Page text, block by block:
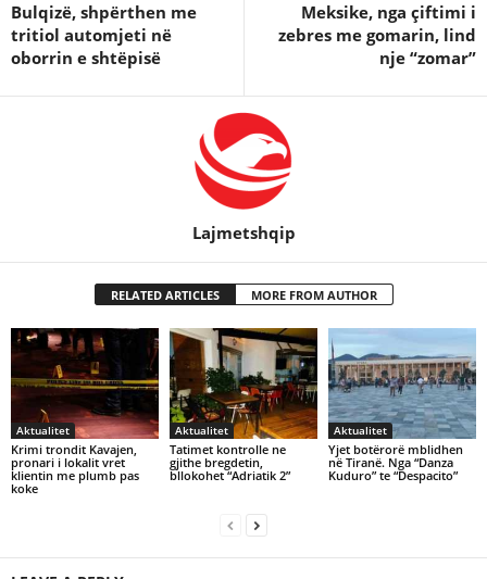
Bulqizë, shpërthen me
tritiol automjeti në
oborrin e shtëpisë
Meksike, nga çiftimi i
zebres me gomarin, lind
nje “zomar”
Lajmetshqip
RELATED ARTICLES MORE FROM AUTHOR
Aktualitet
Krimi trondit Kavajen,
pronari i lokalit vret
klientin me plumb pas
koke
Aktualitet
Tatimet kontrolle ne
gjithe bregdetin,
bllokohet “Adriatik 2”
Aktualitet
Yjet botërorë mblidhen
në Tiranë. Nga “Danza
Kuduro” te “Despacito”